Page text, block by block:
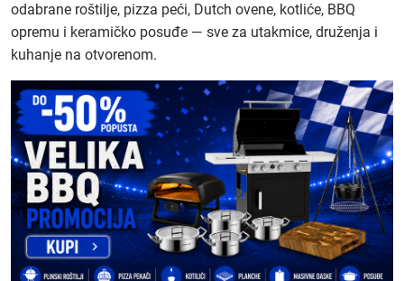
odabrane roštilje, pizza peći, Dutch ovene, kotliće, BBQ
opremu i keramičko posuđe — sve za utakmice, druženja i
kuhanje na otvorenom.